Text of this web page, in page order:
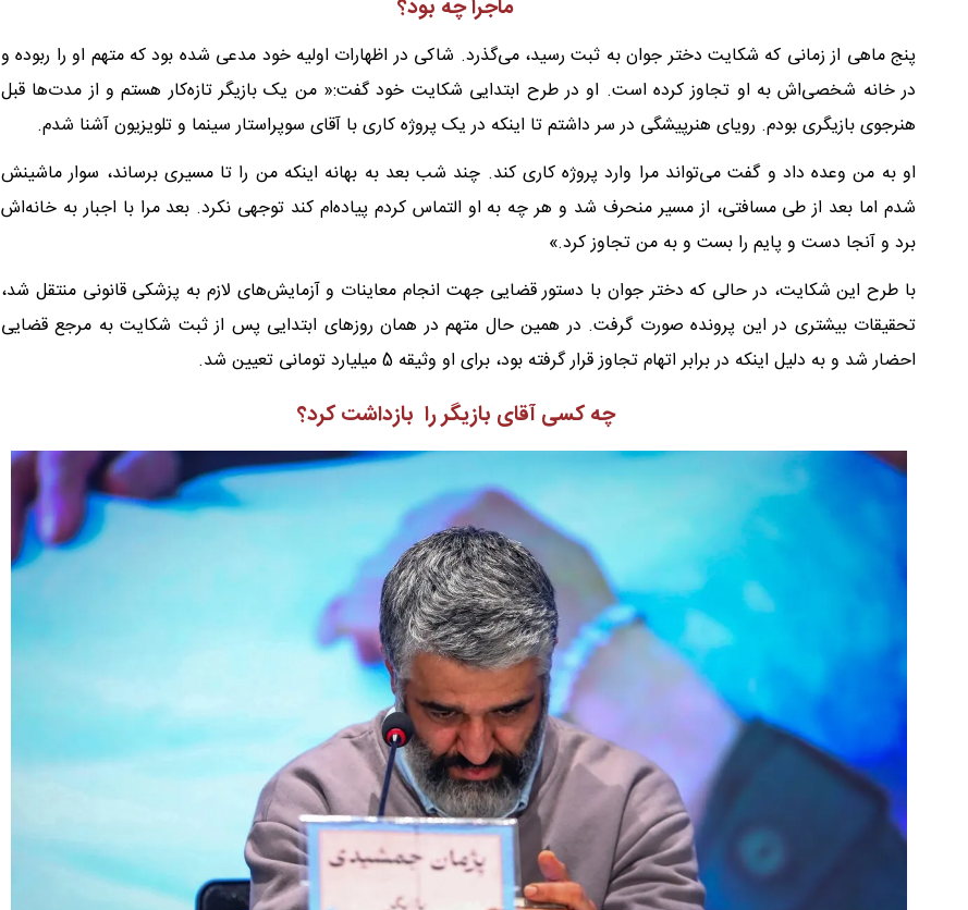
ماجرا چه بود؟
پنج ماهی از زمانی که شکایت دختر جوان به ثبت رسید، می‌گذرد. شاکی در اظهارات اولیه خود مدعی شده بود که متهم او را ربوده و
در خانه شخصی‌اش به او تجاوز کرده است. او در طرح ابتدایی شکایت خود گفت:« من یک بازیگر تازه‌کار هستم و از مدت‌ها قبل
هنرجوی بازیگری بودم. رویای هنرپیشگی در سر داشتم تا اینکه در یک پروژه کاری با آقای سوپر‌استار سینما و تلویزیون آشنا شدم.
او به من وعده داد و گفت می‌تواند مرا وارد پروژه کاری کند. چند شب بعد به بهانه اینکه من را تا مسیری برساند، سوار ماشینش
شدم اما بعد از طی مسافتی، از مسیر منحرف شد و هر چه به او التماس کردم پیاده‌ام کند توجهی نکرد. بعد مرا با اجبار به خانه‌اش
برد و آنجا دست و پایم را بست و به من تجاوز کرد.»
با طرح این شکایت، در حالی که دختر جوان با دستور قضایی جهت انجام معاینات و آزمایش‌های لازم به پزشکی قانونی منتقل شد،
تحقیقات بیشتری در این پرونده صورت گرفت. در همین حال متهم در همان روزهای ابتدایی پس از ثبت شکایت به مرجع قضایی
احضار شد و به دلیل اینکه در برابر اتهام تجاوز قرار گرفته بود، برای او وثیقه 5 میلیارد تومانی تعیین شد.
چه کسی آقای بازیگر را بازداشت کرد؟